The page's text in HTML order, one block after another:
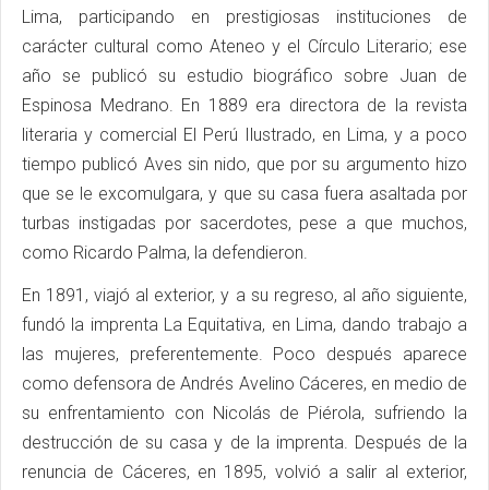
Lima, participando en prestigiosas instituciones de
carácter cultural como Ateneo y el Círculo Literario; ese
año se publicó su estudio biográfico sobre Juan de
Espinosa Medrano. En 1889 era directora de la revista
literaria y comercial El Perú Ilustrado, en Lima, y a poco
tiempo publicó Aves sin nido, que por su argumento hizo
que se le excomulgara, y que su casa fuera asaltada por
turbas instigadas por sacerdotes, pese a que muchos,
como Ricardo Palma, la defendieron.
En 1891, viajó al exterior, y a su regreso, al año siguiente,
fundó la imprenta La Equitativa, en Lima, dando trabajo a
las mujeres, preferentemente. Poco después aparece
como defensora de Andrés Avelino Cáceres, en medio de
su enfrentamiento con Nicolás de Piérola, sufriendo la
destrucción de su casa y de la imprenta. Después de la
renuncia de Cáceres, en 1895, volvió a salir al exterior,